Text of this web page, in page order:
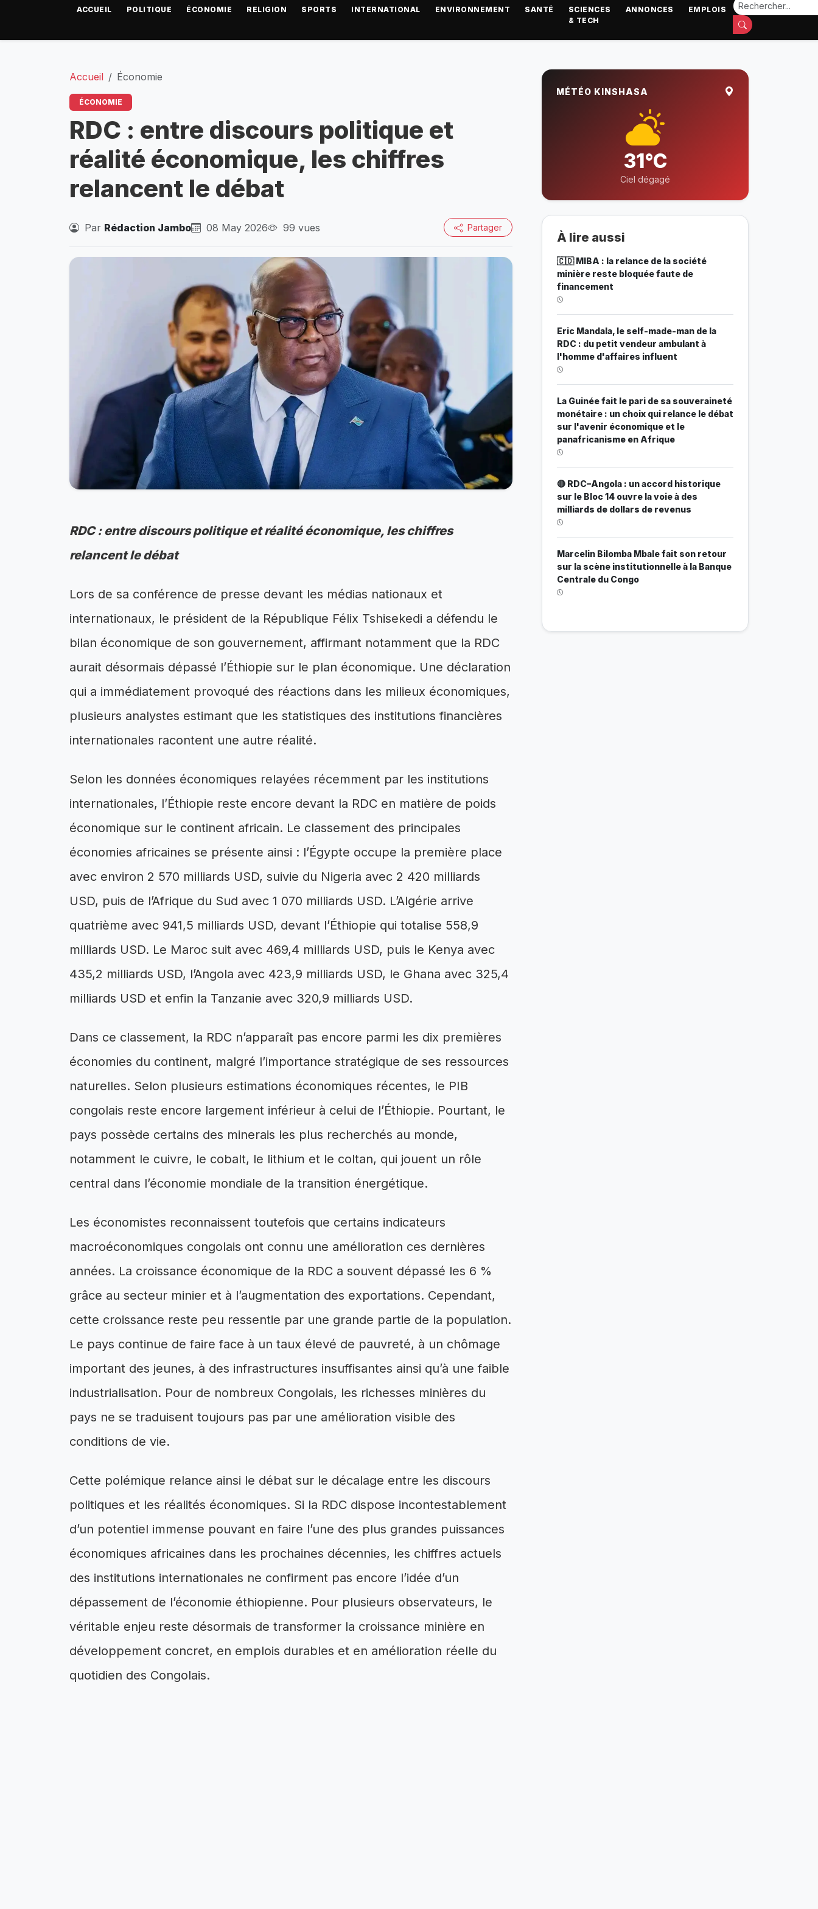
ACCUEIL POLITIQUE ÉCONOMIE RELIGION SPORTS INTERNATIONAL ENVIRONNEMENT SANTÉ
SCIENCES
& TECH
ANNONCES EMPLOIS
Accueil Économie
ÉCONOMIE
RDC : entre discours politique et
réalité économique, les chiffres
relancent le débat
Par Rédaction Jambo 08 May 2026 99 vues Partager
RDC : entre discours politique et réalité économique, les chiffres
relancent le débat
Lors de sa conférence de presse devant les médias nationaux et
internationaux, le président de la République Félix Tshisekedi a défendu le
bilan économique de son gouvernement, affirmant notamment que la RDC
aurait désormais dépassé l’Éthiopie sur le plan économique. Une déclaration
qui a immédiatement provoqué des réactions dans les milieux économiques,
plusieurs analystes estimant que les statistiques des institutions financières
internationales racontent une autre réalité.
Selon les données économiques relayées récemment par les institutions
internationales, l’Éthiopie reste encore devant la RDC en matière de poids
économique sur le continent africain. Le classement des principales
économies africaines se présente ainsi : l’Égypte occupe la première place
avec environ 2 570 milliards USD, suivie du Nigeria avec 2 420 milliards
USD, puis de l’Afrique du Sud avec 1 070 milliards USD. L’Algérie arrive
quatrième avec 941,5 milliards USD, devant l’Éthiopie qui totalise 558,9
milliards USD. Le Maroc suit avec 469,4 milliards USD, puis le Kenya avec
435,2 milliards USD, l’Angola avec 423,9 milliards USD, le Ghana avec 325,4
milliards USD et enfin la Tanzanie avec 320,9 milliards USD.
Dans ce classement, la RDC n’apparaît pas encore parmi les dix premières
économies du continent, malgré l’importance stratégique de ses ressources
naturelles. Selon plusieurs estimations économiques récentes, le PIB
congolais reste encore largement inférieur à celui de l’Éthiopie. Pourtant, le
pays possède certains des minerais les plus recherchés au monde,
notamment le cuivre, le cobalt, le lithium et le coltan, qui jouent un rôle
central dans l’économie mondiale de la transition énergétique.
Les économistes reconnaissent toutefois que certains indicateurs
macroéconomiques congolais ont connu une amélioration ces dernières
années. La croissance économique de la RDC a souvent dépassé les 6 %
grâce au secteur minier et à l’augmentation des exportations. Cependant,
cette croissance reste peu ressentie par une grande partie de la population.
Le pays continue de faire face à un taux élevé de pauvreté, à un chômage
important des jeunes, à des infrastructures insuffisantes ainsi qu’à une faible
industrialisation. Pour de nombreux Congolais, les richesses minières du
pays ne se traduisent toujours pas par une amélioration visible des
conditions de vie.
Cette polémique relance ainsi le débat sur le décalage entre les discours
politiques et les réalités économiques. Si la RDC dispose incontestablement
d’un potentiel immense pouvant en faire l’une des plus grandes puissances
économiques africaines dans les prochaines décennies, les chiffres actuels
des institutions internationales ne confirment pas encore l’idée d’un
dépassement de l’économie éthiopienne. Pour plusieurs observateurs, le
véritable enjeu reste désormais de transformer la croissance minière en
développement concret, en emplois durables et en amélioration réelle du
quotidien des Congolais.
MÉTÉO KINSHASA
31°C
Ciel dégagé
À lire aussi
🇨🇩 MIBA : la relance de la société
minière reste bloquée faute de
financement
Eric Mandala, le self-made-man de la
RDC : du petit vendeur ambulant à
l'homme d'affaires influent
La Guinée fait le pari de sa souveraineté
monétaire : un choix qui relance le débat
sur l'avenir économique et le
panafricanisme en Afrique
🔴 RDC–Angola : un accord historique
sur le Bloc 14 ouvre la voie à des
milliards de dollars de revenus
Marcelin Bilomba Mbale fait son retour
sur la scène institutionnelle à la Banque
Centrale du Congo